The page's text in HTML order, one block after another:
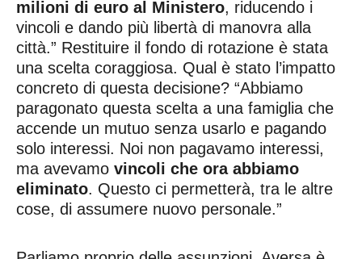
milioni di euro al Ministero, riducendo i
vincoli e dando più libertà di manovra alla
città.” Restituire il fondo di rotazione è stata
una scelta coraggiosa. Qual è stato l’impatto
concreto di questa decisione? “Abbiamo
paragonato questa scelta a una famiglia che
accende un mutuo senza usarlo e pagando
solo interessi. Noi non pagavamo interessi,
ma avevamo vincoli che ora abbiamo
eliminato. Questo ci permetterà, tra le altre
cose, di assumere nuovo personale.”